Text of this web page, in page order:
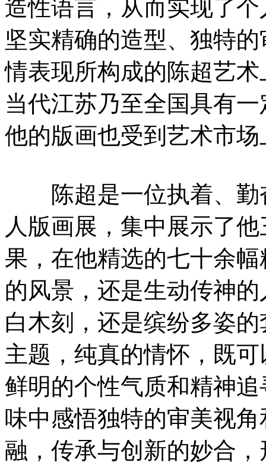
造性语言，从而实现了
坚实精确的造型、独特
情表现所构成的陈超艺
当代江苏乃至全国具有
他的版画也受到艺术市
陈超是一位执着、勤
人版画展，集中展示了
果，在他精选的七十余
的风景，还是生动传神
白木刻，还是缤纷多姿
主题，纯真的情怀，既
鲜明的个性气质和精神
味中感悟独特的审美视
融，传承与创新的妙合